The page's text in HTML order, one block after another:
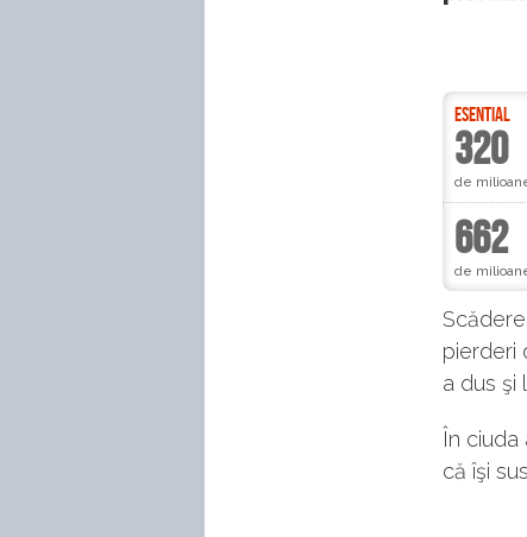
ESENTIAL
320
de
662
de
pierderi
a dus şi
În
că îşi